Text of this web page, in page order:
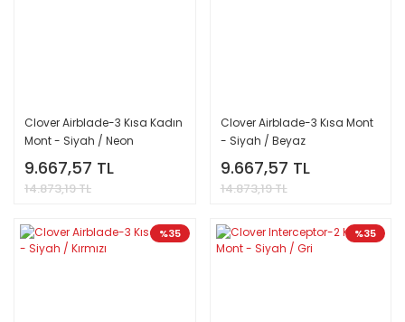
Clover Airblade-3 Kısa Kadın
Mont - Siyah / Neon
9.667,57 TL
14.873,19 TL
Clover Airblade-3 Kısa Mont
- Siyah / Beyaz
9.667,57 TL
14.873,19 TL
%35 %35